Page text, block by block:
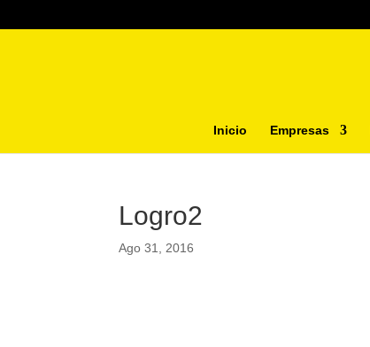
Inicio Empresas
Logro2
Ago 31, 2016